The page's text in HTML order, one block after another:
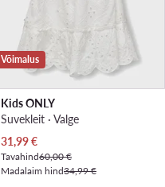
Võimalus
Kids ONLY
Suvekleit · Valge
Praegune hind
31,99€
Tavahind60,00 €
Madalaim hind34,99 €